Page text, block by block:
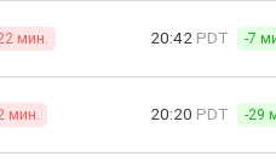
мин. 20:42 PDT -7
мин. 20:20 PDT -29